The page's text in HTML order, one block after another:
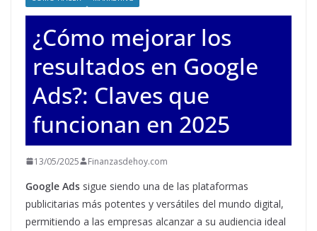
¿Cómo mejorar los
resultados en Google
Ads?: Claves que
funcionan en 2025
13/05/2025 Finanzasdehoy.com
Google Ads sigue siendo una de las plataformas
publicitarias más potentes y versátiles del mundo digital,
permitiendo a las empresas alcanzar a su audiencia ideal